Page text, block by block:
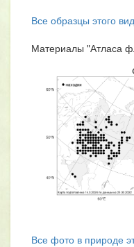
Все образцы этого
Материалы "Атласа
Все фото в природе